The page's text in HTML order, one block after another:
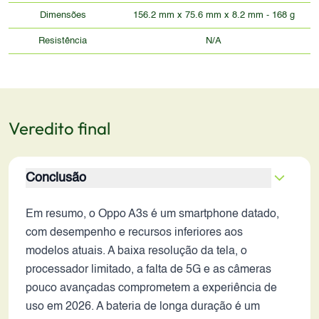
Dimensões 156.2 mm x 75.6 mm x 8.2 mm - 168 g
Resistência N/A
Veredito final
Conclusão
Em resumo, o Oppo A3s é um smartphone datado,
com desempenho e recursos inferiores aos
modelos atuais. A baixa resolução da tela, o
processador limitado, a falta de 5G e as câmeras
pouco avançadas comprometem a experiência de
uso em 2026. A bateria de longa duração é um